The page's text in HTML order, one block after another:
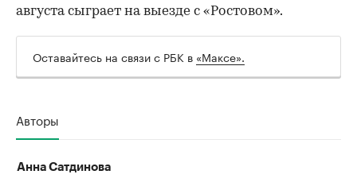
00:00 / 00:00
августа сыграет на выезде с «Ростовом».
Оставайтесь на связи с РБК в «Максе».
Авторы
Анна Сатдинова